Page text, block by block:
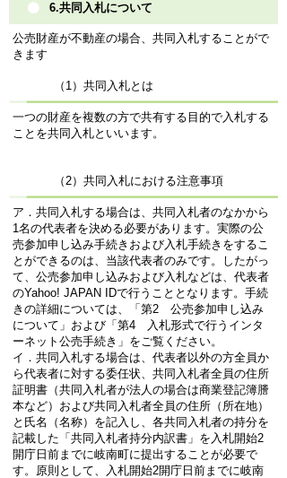
6.共同入札について
公売財産が不動産の場合、共同入札することがで
きます
（1）共同入札とは
一つの財産を複数の方で共有する目的で入札する
ことを共同入札といいます。
（2）共同入札における注意事項
ア．共同入札する場合は、共同入札者のなかから
1名の代表者を決める必要があります。実際の公
売参加申し込み手続きおよび入札手続きをするこ
とができるのは、当該代表者のみです。したがっ
て、公売参加申し込みおよび入札などは、代表者
のYahoo! JAPAN IDで行うこととなります。手続
きの詳細については、「第2 公売参加申し込み
について」および「第4 入札形式で行うインタ
ーネット公売手続き」をご覧ください。
イ．共同入札する場合は、代表者以外の方全員か
ら代表者に対する委任状、共同入札者全員の住所
証明書（共同入札者が法人の場合は商業登記簿謄
本など）および共同入札者全員の住所（所在地）
と氏名（名称）を記入し、各共同入札者の持分を
記載した「共同入札者持分内訳書」を入札開始2
開庁日前までに岐南町に提出することが必要で
す。原則として、入札開始2開庁日前までに岐南